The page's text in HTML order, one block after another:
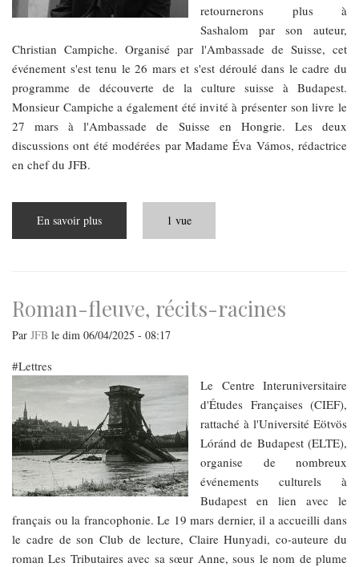
retournerons plus à
Sashalom par son auteur,
Christian Campiche. Organisé par l'Ambassade de Suisse, cet
événement s'est tenu le 26 mars et s'est déroulé dans le cadre du
programme de découverte de la culture suisse à Budapest.
Monsieur Campiche a également été invité à présenter son livre le
27 mars à l'Ambassade de Suisse en Hongrie. Les deux
discussions ont été modérées par Madame Éva Vámos, rédactrice
en chef du JFB.
En savoir plus
ne
1 vue
Roman-fleuve, récits-racines
Par JFB le dim 06/04/2025 - 08:17
Lettres
Le Centre Interuniversitaire
d'Études Françaises (CIEF),
rattaché à l'Université Eötvös
Lóránd de Budapest (ELTE),
organise de nombreux
événements culturels à
Budapest en lien avec le
français ou la francophonie. Le 19 mars dernier, il a accueilli dans
le cadre de son Club de lecture, Claire Hunyadi, co-auteure du
roman Les Tributaires avec sa sœur Anne, sous le nom de plume